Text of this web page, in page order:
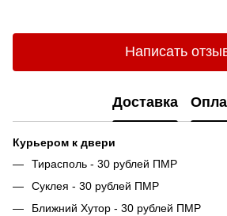
Написать
Доставка
Курьером к двери
Тирасполь - 30 рублей ПМР
Суклея - 30 рублей ПМР
Ближний Хутор - 30 рублей ПМР